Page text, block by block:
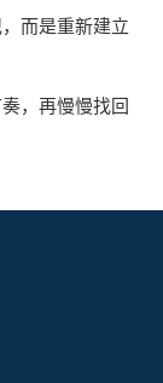
而是重新建立
，再慢慢找回